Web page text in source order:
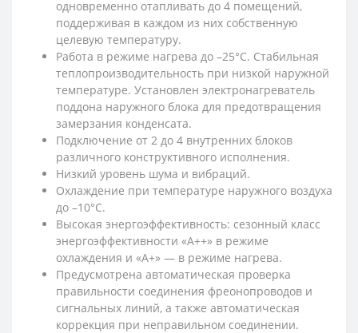
одновременно отапливать до 4 помещений,
поддерживая в каждом из них собственную
целевую температуру.
Работа в режиме нагрева до –25°С. Стабильная
теплопроизводительность при низкой наружной
температуре. Установлен электронагреватель
поддона наружного блока для предотвращения
замерзания конденсата.
Подключение от 2 до 4 внутренних блоков
различного конструктивного исполнения.
Низкий уровень шума и вибраций.
Охлаждение при температуре наружного воздуха
до –10°С.
Высокая энергоэффективность: сезонный класс
энергоэффективности «А++» в режиме
охлаждения и «А+» — в режиме нагрева.
Предусмотрена автоматическая проверка
правильности соединения фреонопроводов и
сигнальных линий, а также автоматическая
коррекция при неправильном соединении.